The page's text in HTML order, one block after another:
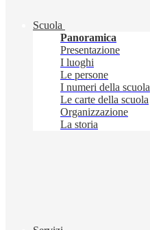
Scuola
Panoramica
Presentazione
I luoghi
Le persone
I numeri della scuola
Le carte della scuola
Organizzazione
La storia